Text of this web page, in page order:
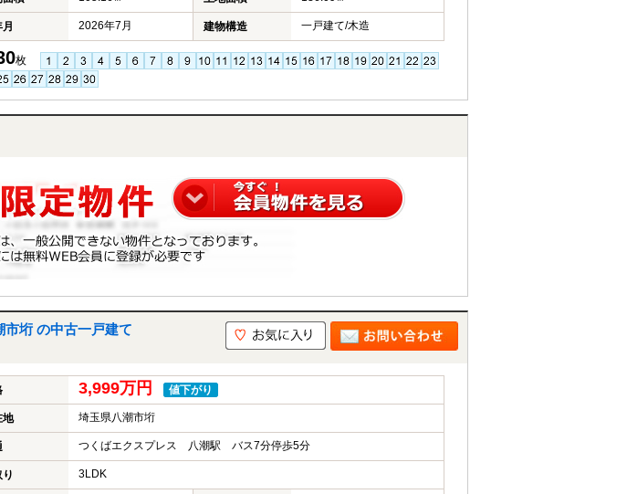
2026年7月 建物構造 一戸建て/木造
枚
垳 の中古一戸建て
3,999万円 値下がり
地 埼玉県八潮市垳
つくばエクスプレス 八潮駅 バス7分停歩5分
り 3LDK